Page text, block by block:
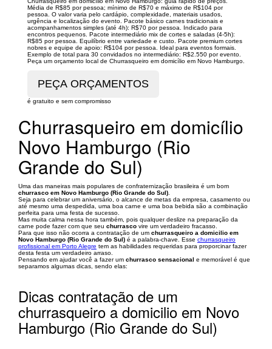
Média de R$85 por pessoa; mínimo de R$70 e máximo de R$104 por
pessoa. O valor varia pelo cardápio, complexidade, materiais usados,
urgência e localização do evento. Pacote básico carnes tradicionais e
acompanhamentos simples (até 4h): R$70 por pessoa. Indicado para
encontros pequenos. Pacote intermediário mix de cortes e saladas (4-5h):
R$85 por pessoa. Equilíbrio entre variedade e custo. Pacote premium cortes
nobres e equipe de apoio: R$104 por pessoa. Ideal para eventos formais.
Exemplo de total para 30 convidados no intermediário: R$2.550 por evento.
Peça um orçamento local de Churrasqueiro em domicílio em Novo Hamburgo.
é gratuito e sem compromisso
Churrasqueiro em domicílio
Novo Hamburgo (Rio
Grande do Sul)
Uma das maneiras mais populares de confraternização brasileira é um bom
churrasco em Novo Hamburgo (Rio Grande do Sul)
Seja para celebrar um aniversário, o alcance de metas da empresa, casamento ou
até mesmo uma despedida, uma boa carne e uma boa bebida são a combinação
perfeita para uma festa de sucesso.
Mas muita calma nessa hora também, pois qualquer deslize na preparação da
carne pode fazer com que seu churrasco vire um verdadeiro fracasso.
Para que isso não ocorra a contratação de um churrasqueiro a domicilio em
Novo Hamburgo (Rio Grande do Sul) é a palabra-chave. Esse churrasqueiro
profissional em Porto Alegre tem as habilidades requeridas para proporcinar fazer
desta festa um verdadeiro arraso.
Pensando em ajudar você a fazer um churrasco sensacional e memorável é que
separamos algumas dicas, sendo elas:
Dicas contratação de um
churrasqueiro a domicilio em Novo
Hamburgo (Rio Grande do Sul)